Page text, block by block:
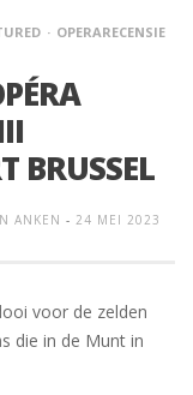
OPERARECENSIE
BRUSSEL
ANKEN - 24 MEI 2023
voor de zelden
die in de Munt in